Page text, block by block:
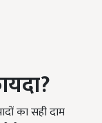
का सही दाम